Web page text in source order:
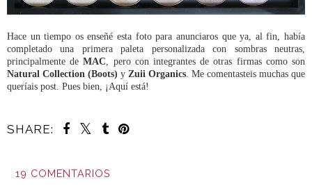
Hace un tiempo os enseñé esta foto para anunciaros que ya, al fin, había
completado una primera paleta personalizada con sombras neutras,
principalmente deMAC, pero con integrantes de otras firmas como son
Natural Collection (Boots) y Zuii Organics. Me comentasteis muchas que
queríais post. Pues bien, ¡Aquí está!
SHARE:
19 COMENTARIOS